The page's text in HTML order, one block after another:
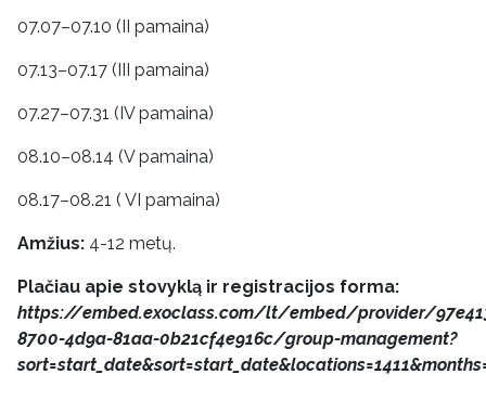
07.07–07.10 (II pamaina)
07.13–07.17 (III pamaina)
07.27–07.31 (IV pamaina)
08.10–08.14 (V pamaina)
08.17–08.21 ( VI pamaina)
Amžius: 4-12 metų.
Plačiau apie stovyklą ir registracijos forma:
https://embed.exoclass.com/lt/embed/provider/
8700-4d9a-81aa-0b21cf4e916c/group-management?